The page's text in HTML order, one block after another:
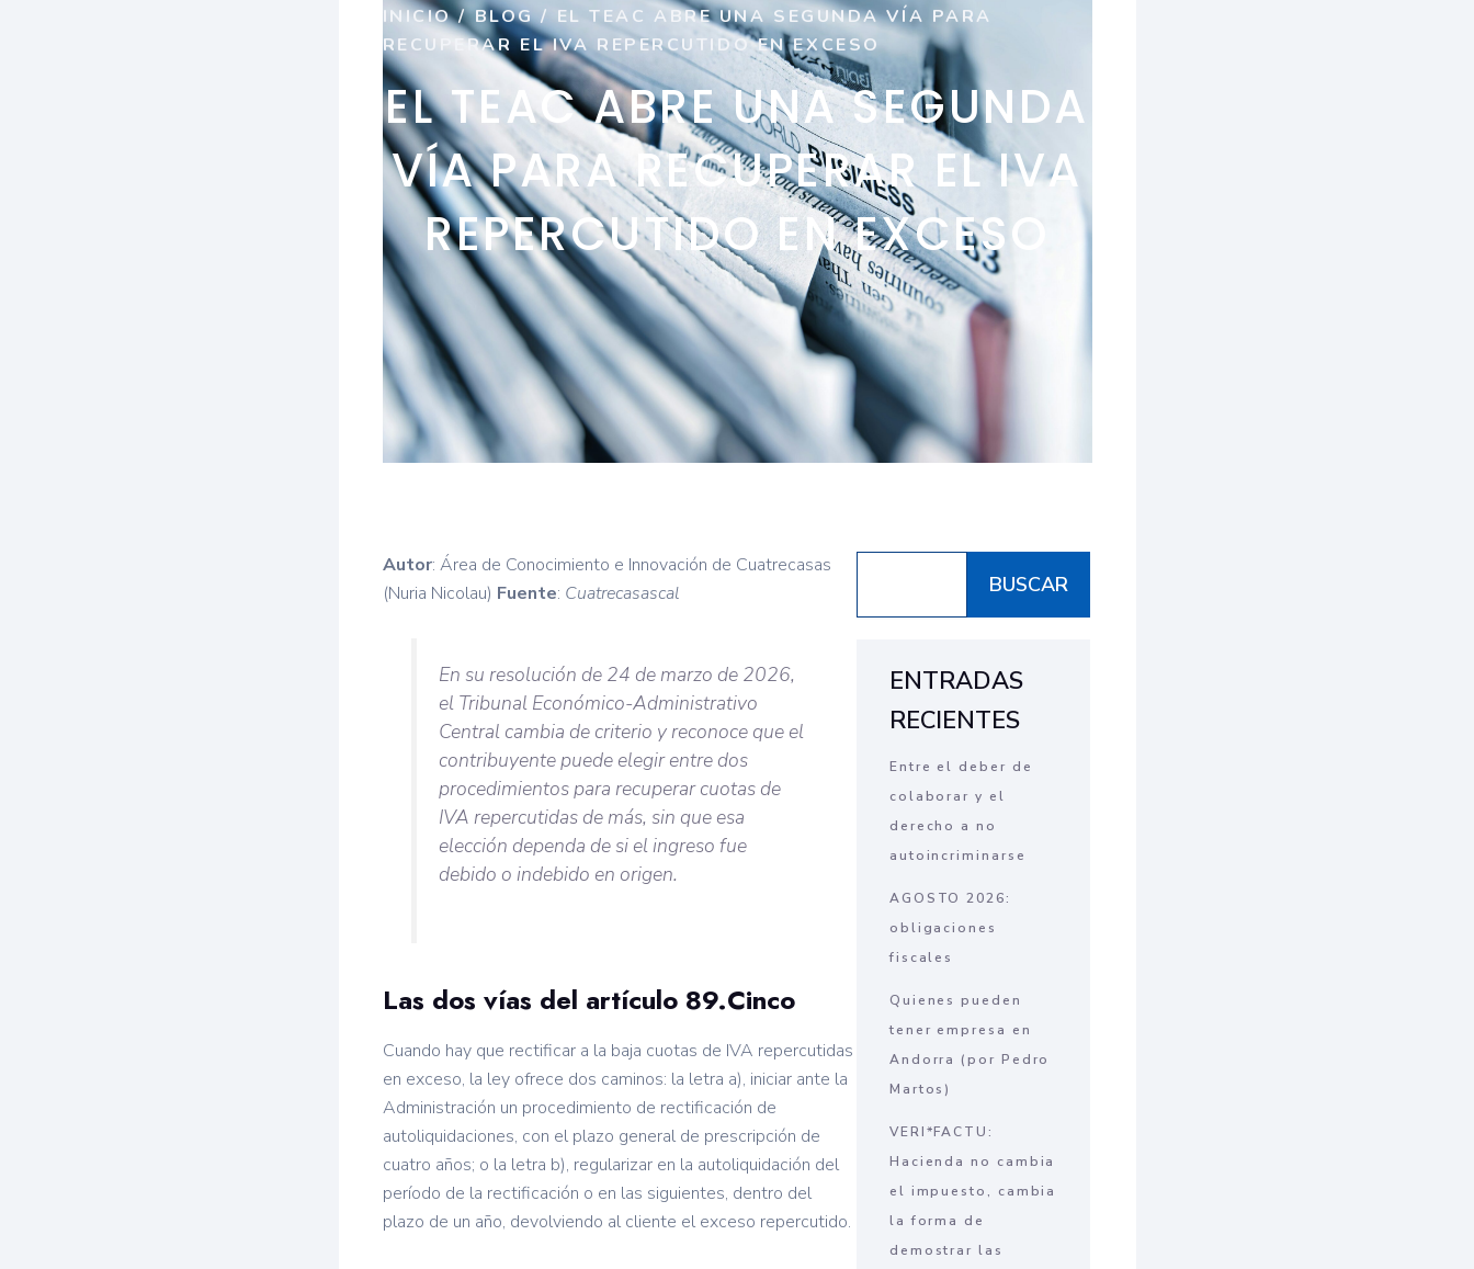
INICIO/BLOG/ EL TEAC ABRE UNA SEGUNDA VÍA PARA
RECUPERAR EL IVA REPERCUTIDO EN EXCESO
EL TEAC ABRE UNA SEGUNDA
VÍA PARA RECUPERAR EL IVA
REPERCUTIDO EN EXCESO
Autor: Área de Conocimiento e Innovación de Cuatrecasas
(Nuria Nicolau) Fuente: Cuatrecasascal
En su resolución de 24 de marzo de 2026,
el Tribunal Económico-Administrativo
Central cambia de criterio y reconoce que el
contribuyente puede elegir entre dos
procedimientos para recuperar cuotas de
IVA repercutidas de más, sin que esa
elección dependa de si el ingreso fue
debido o indebido en origen.
Las dos vías del artículo 89.Cinco
Cuando hay que rectificar a la baja cuotas de IVA repercutidas
en exceso, la ley ofrece dos caminos: la letra a), iniciar ante la
Administración un procedimiento de rectificación de
autoliquidaciones, con el plazo general de prescripción de
cuatro años; o la letra b), regularizar en la autoliquidación del
período de la rectificación o en las siguientes, dentro del
plazo de un año, devolviendo al cliente el exceso repercutido.
BUSCAR
ENTRADAS
RECIENTES
Entre el deber de
colaborar y el
derecho a no
autoincriminarse
AGOSTO 2026:
obligaciones
fiscales
Quienes pueden
tener empresa en
Andorra (por Pedro
Martos)
VERI*FACTU:
Hacienda no cambia
el impuesto, cambia
la forma de
demostrar las